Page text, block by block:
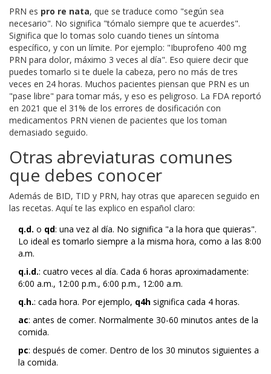
PRN es pro re nata, que se traduce como "según sea
necesario". No significa "tómalo siempre que te acuerdes".
Significa que lo tomas solo cuando tienes un síntoma
específico, y con un límite. Por ejemplo: "Ibuprofeno 400 mg
PRN para dolor, máximo 3 veces al día". Eso quiere decir que
puedes tomarlo si te duele la cabeza, pero no más de tres
veces en 24 horas. Muchos pacientes piensan que PRN es un
"pase libre" para tomar más, y eso es peligroso. La FDA reportó
en 2021 que el 31% de los errores de dosificación con
medicamentos PRN vienen de pacientes que los toman
demasiado seguido.
Otras abreviaturas comunes
que debes conocer
Además de BID, TID y PRN, hay otras que aparecen seguido en
las recetas. Aquí te las explico en español claro:
q.d. o qd: una vez al día. No significa "a la hora que quieras".
Lo ideal es tomarlo siempre a la misma hora, como a las 8:00
a.m.
q.i.d.: cuatro veces al día. Cada 6 horas aproximadamente:
6:00 a.m., 12:00 p.m., 6:00 p.m., 12:00 a.m.
q.h.: cada hora. Por ejemplo, q4h significa cada 4 horas.
ac: antes de comer. Normalmente 30-60 minutos antes de la
comida.
pc: después de comer. Dentro de los 30 minutos siguientes a
la comida.